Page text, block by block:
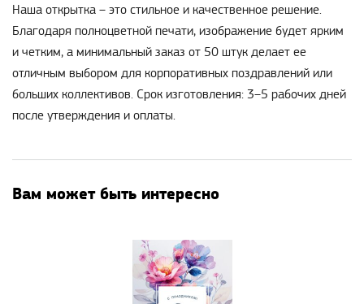
Наша открытка – это стильное и качественное решение.
Благодаря полноцветной печати, изображение будет ярким
и четким, а минимальный заказ от 50 штук делает ее
отличным выбором для корпоративных поздравлений или
больших коллективов. Срок изготовления: 3–5 рабочих дней
после утверждения и оплаты.
Вам может быть интересно